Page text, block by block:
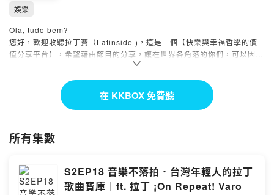
娛樂
Ola, tudo bem?
您好，歡迎收聽拉丁賽（Latinside )，這是一個【快樂與幸福哲學的價
值分享平台】，希望藉由節目的分享，讓在世界各角落的你們，可以因為
我們的文章與音頻一點點的力量，讓生活有一點點的不一樣，並能「聲」
歷其境 和小小的收穫。成長與學習是人生最大的快樂泉源，期待你一起
來挖掘這奇葩世界囉～
用拉美人的精神和生活態度和你一起用不同的眼界幽默閒聊這世界與生活
的「那一面」。
___________________________________
在 KKBOX 免費聽
所有集數
S2EP18 音樂不落拍．台灣年輕人的拉丁
歌曲寶庫｜ft. 拉丁 ¡On Repeat! Varo